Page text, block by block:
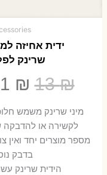
ידית אחיזה
שרינק
13₪
13 ₪.
₪
​מיני שרינק משמש
לקשירה או להדבקה
מספר מוצרים יחד ואין
בדבק
הידית שרינק